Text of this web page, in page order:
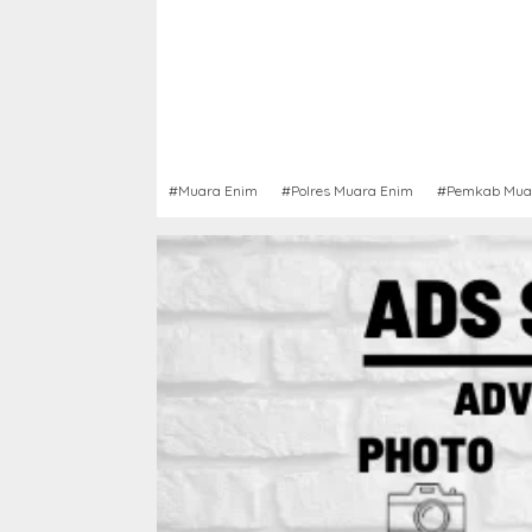
#Muara Enim #Polres Muara Enim #Pemkab